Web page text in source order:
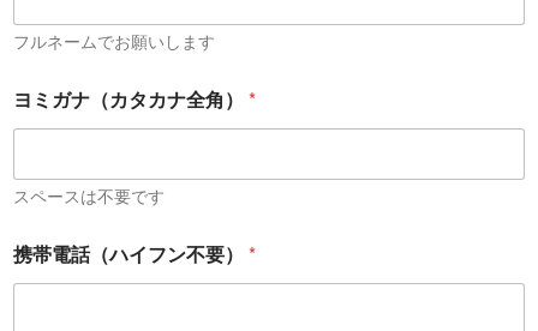
フルネームでお願いします
ヨミガナ（カタカナ全角） *
スペースは不要です
携帯電話（ハイフン不要） *